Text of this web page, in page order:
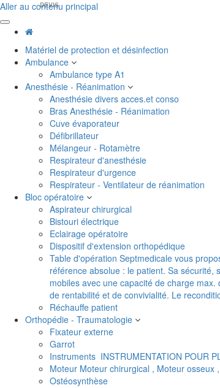
Aller au contenu principal
Matériel de protection et désinfection
Ambulance
Ambulance type A1
Anesthésie - Réanimation
Anesthésie divers acces.et conso
Bras Anesthésie - Réanimation
Cuve évaporateur
Défibrillateur
Mélangeur - Rotamètre
Respirateur d'anesthésie
Respirateur d'urgence
Respirateur - Ventilateur de réanimation
Bloc opératoire
Aspirateur chirurgical
Bistouri électrique
Eclairage opératoire
Dispositif d'extension orthopédique
Table d'opération Septmedicale vous
référence absolue : le patient. Sa
mobiles avec une capacité de charge
de rentabilité et de convivialité. Le
Réchauffe patient
Orthopédie - Traumatologie
Fixateur externe
Garrot
Instruments INSTRUMENTATION POUR
Moteur Moteur chirurgical , Moteur osseux
Ostéosynthèse
DEVIS